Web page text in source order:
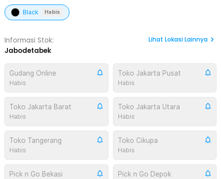
Black Habis
Informasi Stok:
Jabodetabek
Lihat Lokasi Lainnya
Gudang Online
Habis
Toko Jakarta Pusat
Habis
Toko Jakarta Barat
Habis
Toko Jakarta Utara
Habis
Toko Tangerang
Habis
Toko Cikupa
Habis
Pick n Go Bekasi Pick n Go Depok